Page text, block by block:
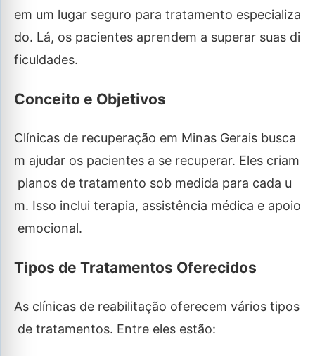
em um lugar seguro para tratamento especializa
do. Lá, os pacientes aprendem a superar suas di
ficuldades.
Conceito e Objetivos
Clínicas de recuperação em Minas Gerais busca
m ajudar os pacientes a se recuperar. Eles criam
planos de tratamento sob medida para cada u
m. Isso inclui terapia, assistência médica e apoio
emocional.
Tipos de Tratamentos Oferecidos
As clínicas de reabilitação oferecem vários tipos
de tratamentos. Entre eles estão: